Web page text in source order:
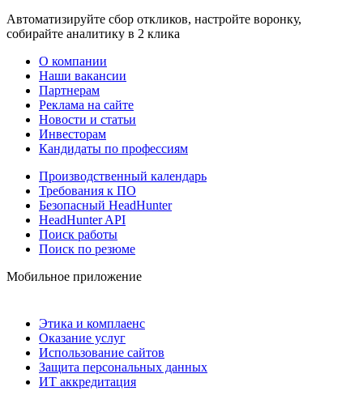
Автоматизируйте сбор откликов, настройте воронку,
собирайте аналитику в 2 клика
О компании
Наши вакансии
Партнерам
Реклама на сайте
Новости и статьи
Инвесторам
Кандидаты по профессиям
Производственный календарь
Требования к ПО
Безопасный HeadHunter
HeadHunter API
Поиск работы
Поиск по резюме
Мобильное приложение
Этика и комплаенс
Оказание услуг
Использование сайтов
Защита персональных данных
ИТ аккредитация